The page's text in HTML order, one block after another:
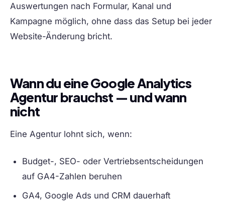
Auswertungen nach Formular, Kanal und
Kampagne möglich, ohne dass das Setup bei jeder
Website-Änderung bricht.
Wann du eine Google Analytics
Agentur brauchst — und wann
nicht
Eine Agentur lohnt sich, wenn:
Budget-, SEO- oder Vertriebsentscheidungen
auf GA4-Zahlen beruhen
GA4, Google Ads und CRM dauerhaft